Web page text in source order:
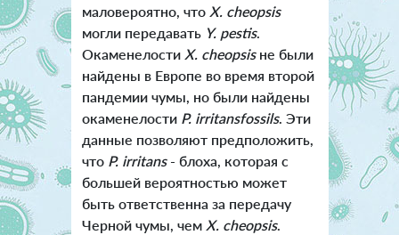
маловероятно, что X. cheopsis
могли передавать Y. pestis.
Окаменелости X. cheopsisне были
найдены в Европе во время второй
пандемии чумы, но были найдены
окаменелости P. irritansfossils. Эти
данные позволяют предположить,
что P. irritans- блоха, которая с
большей вероятностью может
быть ответственна за передачу
Черной чумы, чем X. cheopsis.